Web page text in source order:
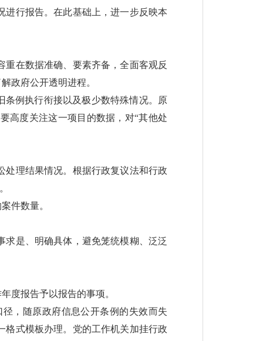
进行报告。在此基础上，进一步反映本
在数据准确、要素齐备，全面客观反
政府公开透明进程。
条例执行衔接以及极少数特殊情况。原
高度关注这一项目的数据，对“其他处
处理结果情况。根据行政复议法和行政
件数量。
是、明确具体，避免笼统模糊、泛泛
度报告予以报告的事项。
，随原政府信息公开条例的失效而失
格式模板办理。党的工作机关加挂行政